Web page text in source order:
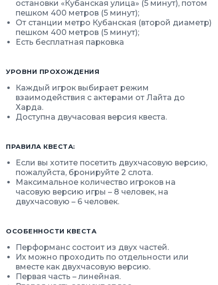
остановки «Кубанская улица» (5 минут), потом
пешком 400 метров (5 минут);
От станции метро Кубанская (второй диаметр)
пешком 400 метров (5 минут);
Есть бесплатная парковка
УРОВНИ ПРОХОЖДЕНИЯ
Каждый игрок выбирает режим
взаимодействия с актерами от Лайта до
Харда.
Доступна двучасовая версия квеста.
ПРАВИЛА КВЕСТА:
Если вы хотите посетить двухчасовую версию,
пожалуйста, бронируйте 2 слота.
Максимальное количество игроков на
часовую версию игры – 8 человек, на
двухчасовую – 6 человек.
ОСОБЕННОСТИ КВЕСТА
Перформанс состоит из двух частей.
Их можно проходить по отдельности или
вместе как двухчасовую версию.
Первая часть – линейная.